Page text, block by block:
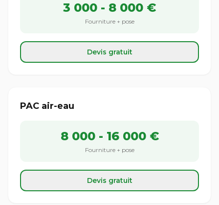
3 000 - 8 000 €
Fourniture + pose
Devis gratuit
PAC air-eau
8 000 - 16 000 €
Fourniture + pose
Devis gratuit